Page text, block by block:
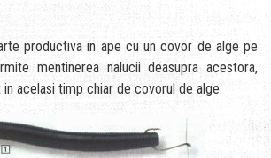
productiva in ape cu un covor de alge pe
mentinerea nalucii deasupra acestora,
acelasi timp chiar de covorul de alge.